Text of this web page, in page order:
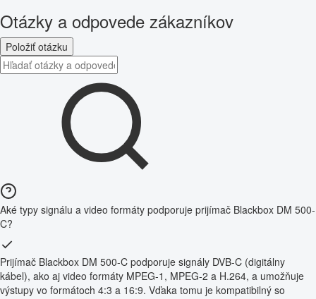
Otázky a odpovede zákazníkov
Položiť otázku
Aké typy signálu a video formáty podporuje prijímač Blackbox DM 500-
C?
Prijímač Blackbox DM 500-C podporuje signály DVB-C (digitálny
kábel), ako aj video formáty MPEG-1, MPEG-2 a H.264, a umožňuje
výstupy vo formátoch 4:3 a 16:9. Vďaka tomu je kompatibilný so